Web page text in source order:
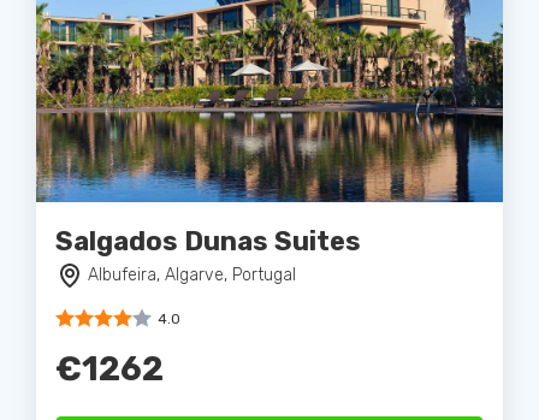
Salgados Dunas Suites
Albufeira, Algarve, Portugal
4.0
€1262